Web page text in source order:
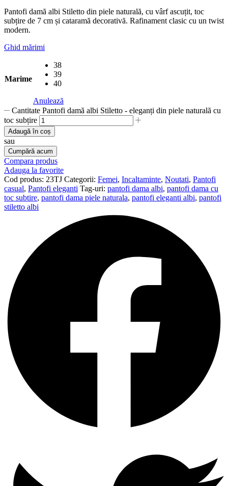
Pantofi damă albi Stiletto din piele naturală, cu vârf ascuțit, toc
subțire de 7 cm și cataramă decorativă. Rafinament clasic cu un twist
modern.
Ghid mărimi
Marime
38
39
40
Anulează
Cantitate Pantofi damă albi Stiletto - eleganți din piele naturală cu
toc subțire
Adaugă în coș
sau
Cumpără acum
Compara produs
Adauga la favorite
Cod produs: 23TJ Categorii: Femei, Incaltaminte, Noutati, Pantofi
casual, Pantofi eleganti Tag-uri: pantofi dama albi, pantofi dama cu
toc subtire, pantofi dama piele naturala, pantofi eleganti albi, pantofi
stiletto albi